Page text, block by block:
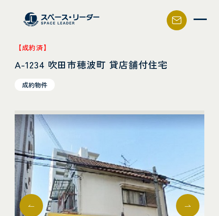
スペース・リーダー
【成約済】
A-1234 吹田市穂波町 貸店舗付住宅
成約物件